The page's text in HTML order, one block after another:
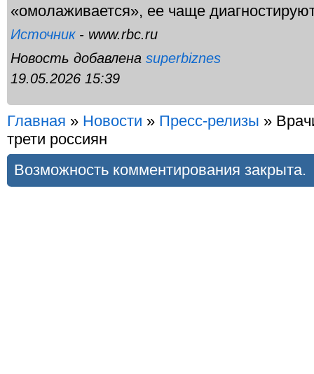
«омолаживается», ее чаще
Источник- www.rbc.ru
Новость добавлена superbiznes
19.05.2026 15:39
Главная » Новости » Пресс-релизы »
трети россиян
Возможность комментирования закрыта.